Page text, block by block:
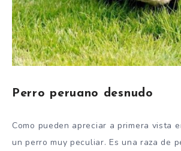
Perro peruano desnudo
Como pueden apreciar a primera vista
un perro muy peculiar. Es una raza de